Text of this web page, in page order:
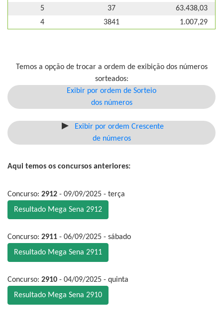
5
37
63.438,03
4
3841 1.007,29
Temos a opção de trocar a ordem de exibição dos números
sorteados:
Exibir por ordem de Sorteio
dos números
Exibir por ordem Crescente
de números
Aqui temos os concursos anteriores:
Concurso: 2912 - 09/09/2025 - terça
Resultado Mega Sena 2912
Concurso: 2911 - 06/09/2025 - sábado
Resultado Mega Sena 2911
Concurso: 2910 - 04/09/2025 - quinta
Resultado Mega Sena 2910